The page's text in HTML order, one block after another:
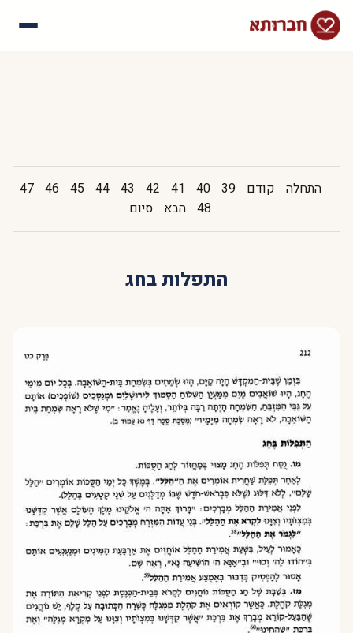
התחלה קודם 39
40
41
42
43
44
45
46
47
48 הבא סיום
התפלות בחג